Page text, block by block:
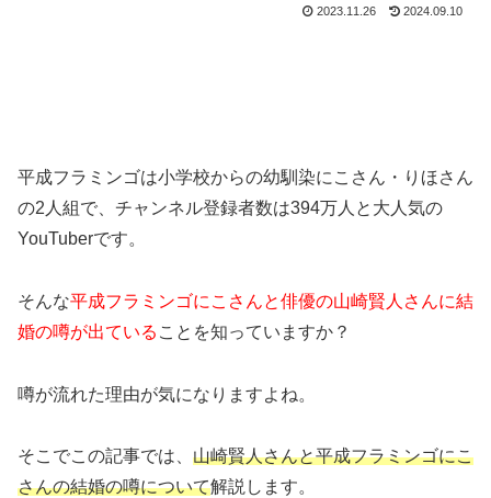
2023.11.26 2024.09.10
平成フラミンゴは小学校からの幼馴染にこさん・りほさん
の2人組で、チャンネル登録者数は394万人と大人気の
YouTuberです。
そんな平成フラミンゴにこさんと俳優の山崎賢人さんに結
婚の噂が出ている ことを知っていますか？
噂が流れた理由が気になりますよね。
そこでこの記事では、 山崎賢人さんと平成フラミンゴにこ
さんの結婚の噂について解説します。